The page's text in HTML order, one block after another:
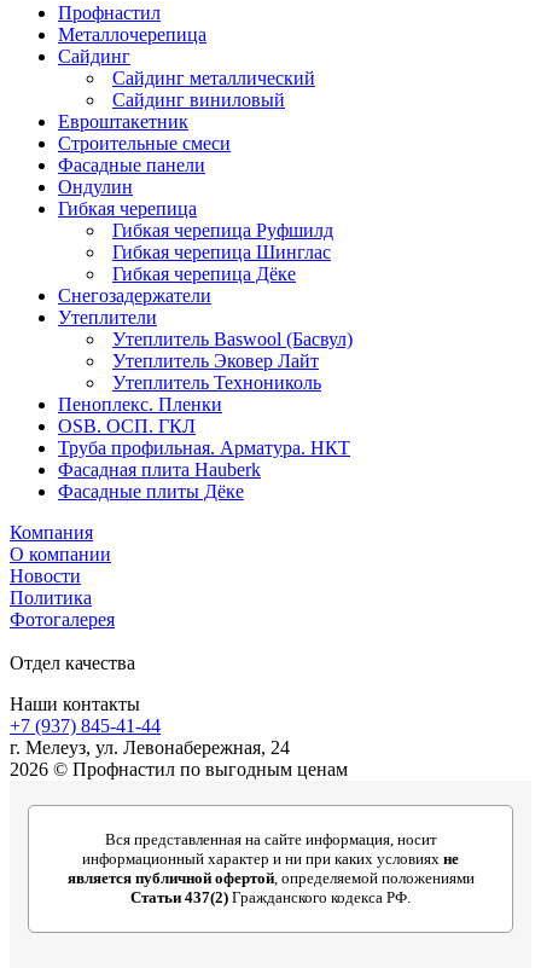
Профнастил
Металлочерепица
Сайдинг
Сайдинг металлический
Сайдинг виниловый
Евроштакетник
Строительные смеси
Фасадные панели
Ондулин
Гибкая черепица
Гибкая черепица Руфшилд
Гибкая черепица Шинглас
Гибкая черепица Дёке
Снегозадержатели
Утеплители
Утеплитель Baswool (Басвул)
Утеплитель Эковер Лайт
Утеплитель Технониколь
Пеноплекс. Пленки
OSB. ОСП. ГКЛ
Труба профильная. Арматура. НКТ
Фасадная плита Hauberk
Фасадные плиты Дёке
Компания
О компании
Новости
Политика
Фотогалерея
Отдел качества
Наши контакты
+7 (937) 845-41-44
г. Мелеуз, ул. Левонабережная, 24
2026 © Профнастил по выгодным ценам
Вся представленная на сайте информация, носит
информационный характер и ни при каких условиях не
является публичной офертой, определяемой положениями
Статьи 437(2) Гражданского кодекса РФ.